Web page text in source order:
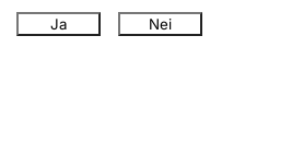
Ja Nei